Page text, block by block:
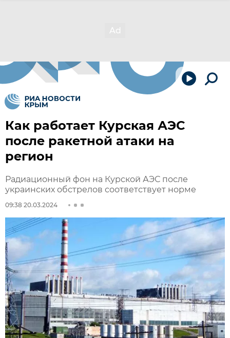
Как работает Курская АЭС
после ракетной атаки на
регион
Радиационный фон на Курской АЭС после
украинских обстрелов соответствует норме
09:38 20.03.2024